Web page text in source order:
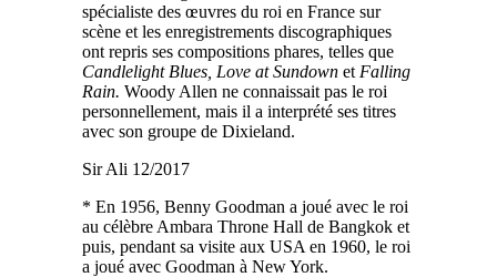
spécialiste des œuvres du roi en France sur
scène et les enregistrements discographiques
ont repris ses compositions phares, telles que
Candlelight Blues, Love at Sundown et Falling
Rain. Woody Allen ne connaissait pas le roi
personnellement, mais il a interprété ses titres
avec son groupe de Dixieland.
Sir Ali 12/2017
* En 1956, Benny Goodman a joué avec le roi
au célèbre Ambara Throne Hall de Bangkok et
puis, pendant sa visite aux USA en 1960, le roi
a joué avec Goodman à New York.